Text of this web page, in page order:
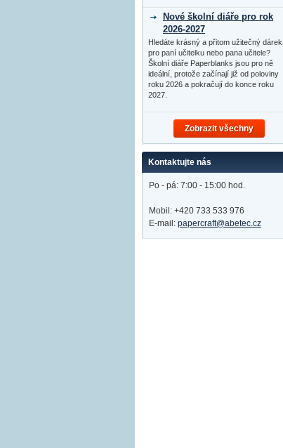
Nové školní diáře pro rok
2026-2027
Hledáte krásný a přitom užitečný dárek
pro paní učitelku nebo pana učitele?
Školní diáře Paperblanks jsou pro ně
ideální, protože začínají již od poloviny
roku 2026 a pokračují do konce roku
2027.
Zobrazit všechny
Kontaktujte nás
Po - pá: 7:00 - 15:00 hod.
Mobil: +420 733 533 976
E-mail: papercraft@abetec.cz